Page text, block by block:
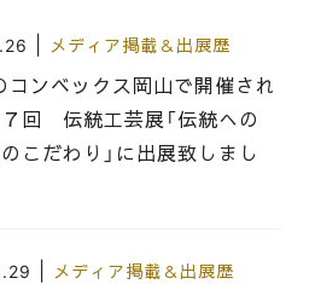
メディア掲載＆出展歴
コンベックス岡山で開催され
７回 伝統工芸展「伝統への
こだわり」に出展致しまし
メディア掲載＆出展歴